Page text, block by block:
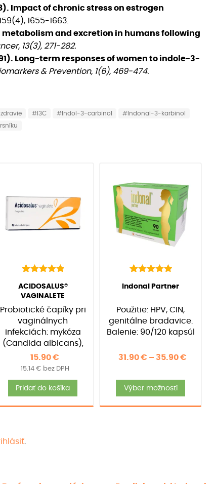
Impact of chronic stress on estrogen
1655-1663.
metabolism and excretion in humans following
13(3), 271-282.
Long-term responses of women to indole-3-
& Prevention, 1(6), 469-474.
#I3C #Indol-3-carbinol
#Indonal-3-karbinol
4.95
z 5 na
základe
zákazníckych
recenzií
(22recenzií
zákazníkov)
ACIDOSALUS®
VAGINALETE
Probiotické čapíky pri
vaginálnych
infekciách: mykóza
(Candida albicans),
HPV, E. coli, Proteus,
Chlamydia. Balenie:
15.90€
15.14 € bez DPH
Pridať do košíka
5.00
zákazníckych
recenzií
(39recenzií
Indonal Partner
Použitie: HPV, CIN,
genitálne bradavice.
Balenie: 90/120 kapsúl
31.90€ – 35.90€
35.90 €
Výber možností
má